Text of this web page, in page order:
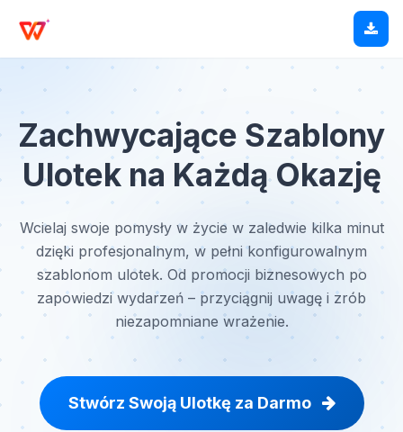
Zachwycające Szablony
Ulotek na Każdą Okazję
Wcielaj swoje pomysły w życie w zaledwie kilka minut
dzięki profesjonalnym, w pełni konfigurowalnym
szablonom ulotek. Od promocji biznesowych po
zapowiedzi wydarzeń – przyciągnij uwagę i zrób
niezapomniane wrażenie.
Stwórz Swoją Ulotkę za Darmo